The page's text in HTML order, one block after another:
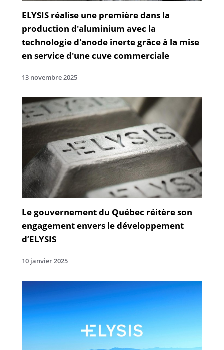
ELYSIS réalise une première dans la
production d'aluminium avec la
technologie d'anode inerte grâce à la mise
en service d'une cuve commerciale
13 novembre 2025
Le gouvernement du Québec réitère son
engagement envers le développement
d’ELYSIS
10 janvier 2025